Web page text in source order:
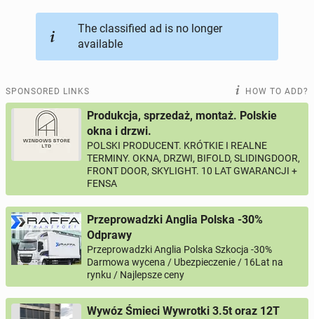
BUSINESS
BUY & SELL online ads
PERSONALS 114online ads
The classified ad is no longer
available
SPONSORED LINKS HOW TO ADD?
Produkcja, sprzedaż, montaż. Polskie
okna i drzwi.
POLSKI PRODUCENT. KRÓTKIE I REALNE
TERMINY. OKNA, DRZWI, BIFOLD, SLIDINGDOOR,
FRONT DOOR, SKYLIGHT. 10 LAT GWARANCJI +
FENSA
Przeprowadzki Anglia Polska -30%
Odprawy
Przeprowadzki Anglia Polska Szkocja -30%
Darmowa wycena / Ubezpieczenie / 16Lat na
rynku / Najlepsze ceny
Wywóz Śmieci Wywrotki 3.5t oraz 12T